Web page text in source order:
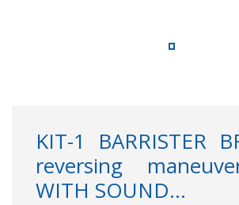
KIT-1 BARRISTER
reversing
WITH SOUND...